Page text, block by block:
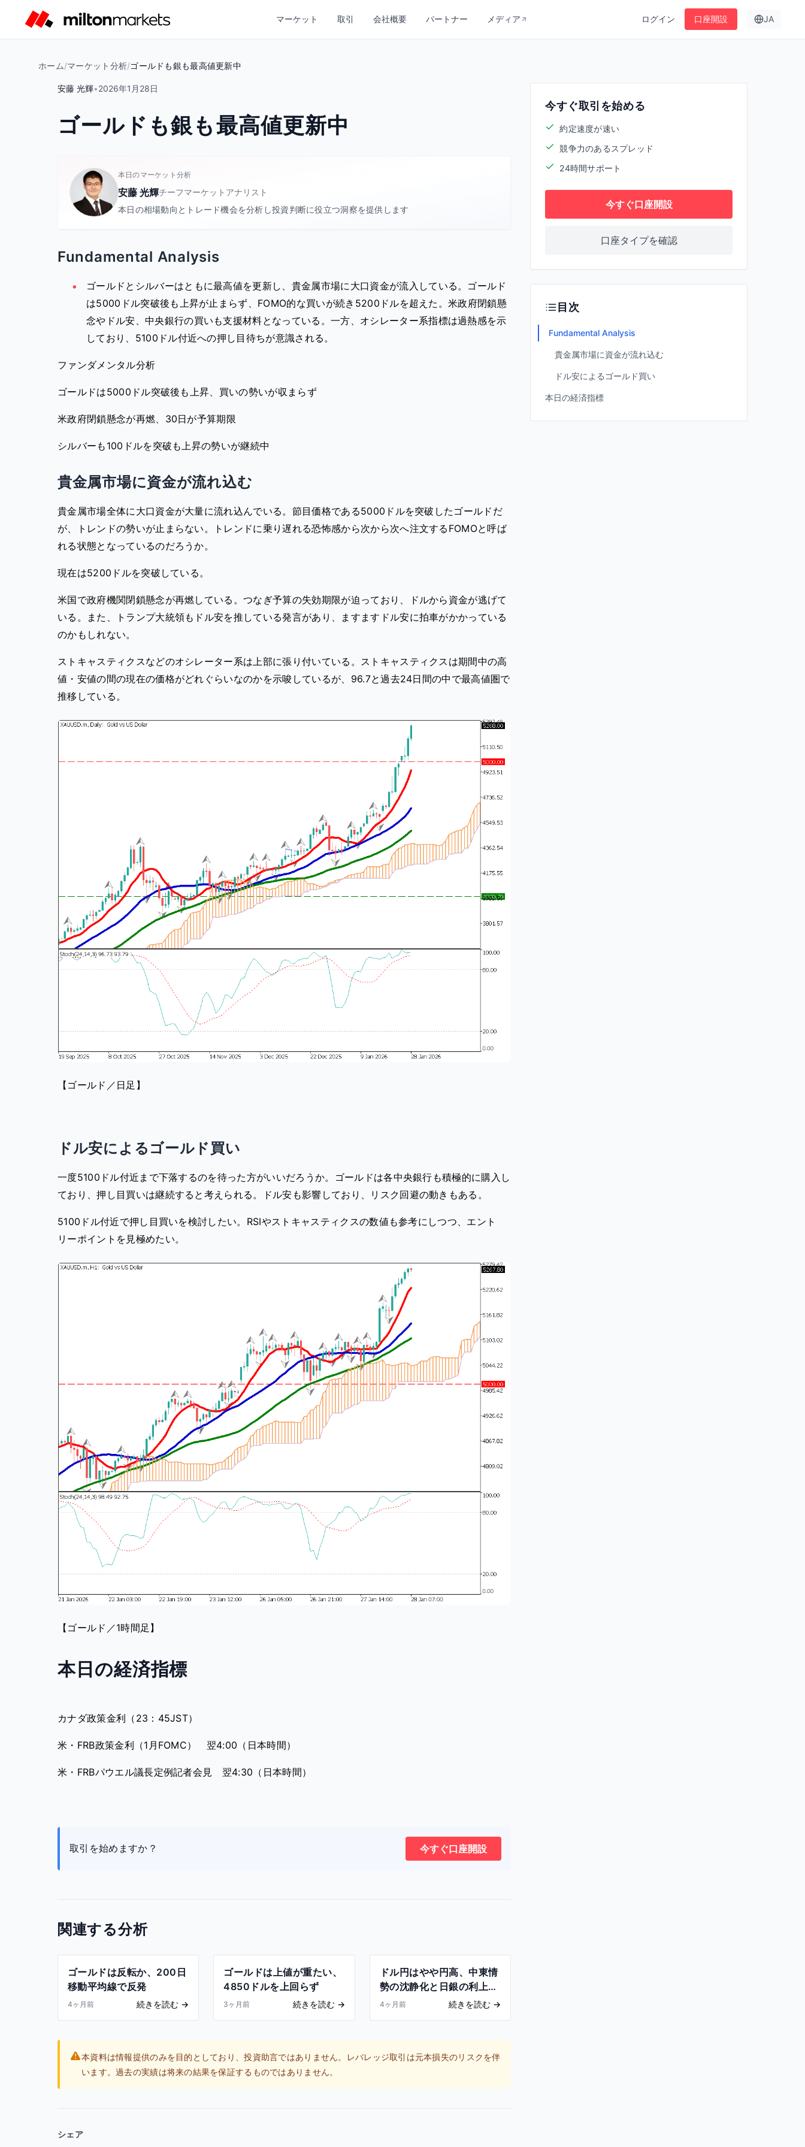
マーケット 取引 会社概要 パートナー メディア ログイン 口座開設 JA
ホーム/マーケット分析/ゴールドも銀も最高値更新中
安藤 光輝•2026年1月28日
ゴールドも銀も最高値更新中
本日のマーケット分析
安藤 光輝チーフマーケットアナリスト
本日の相場動向とトレード機会を分析し投資判断に役立つ洞察を提供します
Fundamental Analysis
ゴールドとシルバーはともに最高値を更新し、貴金属市場に大口資金が流入している。ゴールド
は5000ドル突破後も上昇が止まらず、FOMO的な買いが続き5200ドルを超えた。米政府閉鎖懸
念やドル安、中央銀行の買いも支援材料となっている。一方、オシレーター系指標は過熱感を示
しており、5100ドル付近への押し目待ちが意識される。
ファンダメンタル分析
ゴールドは5000ドル突破後も上昇、買いの勢いが収まらず
米政府閉鎖懸念が再燃、30日が予算期限
シルバーも100ドルを突破も上昇の勢いが継続中
貴金属市場に資金が流れ込む
貴金属市場全体に大口資金が大量に流れ込んでいる。節目価格である5000ドルを突破したゴールドだ
が、トレンドの勢いが止まらない。トレンドに乗り遅れる恐怖感から次から次へ注文するFOMOと呼ば
れる状態となっているのだろうか。
現在は5200ドルを突破している。
米国で政府機関閉鎖懸念が再燃している。つなぎ予算の失効期限が迫っており、ドルから資金が逃げて
いる。また、トランプ大統領もドル安を推している発言があり、ますますドル安に拍車がかかっている
のかもしれない。
ストキャスティクスなどのオシレーター系は上部に張り付いている。ストキャスティクスは期間中の高
値・安値の間の現在の価格がどれぐらいなのかを示唆しているが、96.7と過去24日間の中で最高値圏で
推移している。
【ゴールド／日足】
ドル安によるゴールド買い
一度5100ドル付近まで下落するのを待った方がいいだろうか。ゴールドは各中央銀行も積極的に購入し
ており、押し目買いは継続すると考えられる。ドル安も影響しており、リスク回避の動きもある。
5100ドル付近で押し目買いを検討したい。RSIやストキャスティクスの数値も参考にしつつ、エント
リーポイントを見極めたい。
【ゴールド／1時間足】
本日の経済指標
カナダ政策金利（23：45JST）
米・FRB政策金利（1月FOMC） 翌4:00（日本時間）
米・FRBパウエル議長定例記者会見 翌4:30（日本時間）
取引を始めますか？ 今すぐ口座開設
関連する分析
ゴールドは反転か、200日
移動平均線で反発
4ヶ月前 続きを読む →
ゴールドは上値が重たい、
4850ドルを上回らず
3ヶ月前 続きを読む→
ドル円はやや円高、中東情
勢の沈静化と日銀の利上げ
観測
4ヶ月前 続きを読む →
本資料は情報提供のみを目的としており、投資助言ではありません。レバレッジ取引は元本損失のリスクを伴
います。過去の実績は将来の結果を保証するものではありません。
シェア
今すぐ取引を始める
約定速度が速い
競争力のあるスプレッド
24時間サポート
今すぐ口座開設
口座タイプを確認
目次
Fundamental Analysis
貴金属市場に資金が流れ込む
ドル安によるゴールド買い
本日の経済指標